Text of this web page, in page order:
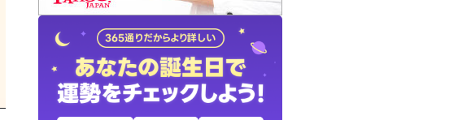
おすすめの占い師
よくある質問